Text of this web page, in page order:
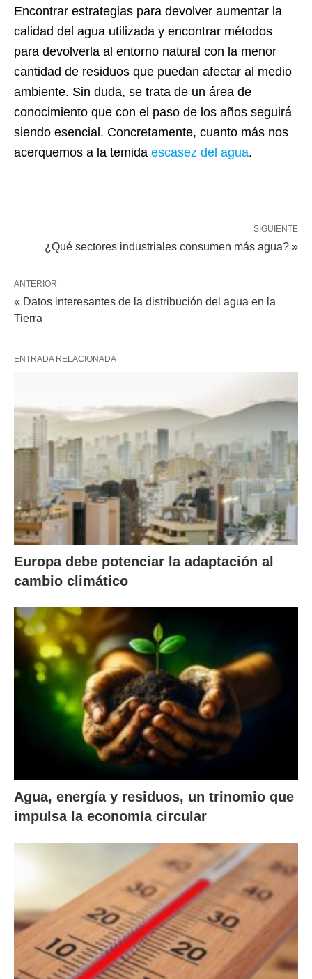
Encontrar estrategias para devolver aumentar la
calidad del agua utilizada y encontrar métodos
para devolverla al entorno natural con la menor
cantidad de residuos que puedan afectar al medio
ambiente. Sin duda, se trata de un área de
conocimiento que con el paso de los años seguirá
siendo esencial. Concretamente, cuanto más nos
acerquemos a la temida escasez del agua.
SIGUIENTE
¿Qué sectores industriales consumen más agua? »
ANTERIOR
« Datos interesantes de la distribución del agua en la
Tierra
ENTRADA RELACIONADA
Europa debe potenciar la adaptación al
cambio climático
Agua, energía y residuos, un trinomio que
impulsa la economía circular